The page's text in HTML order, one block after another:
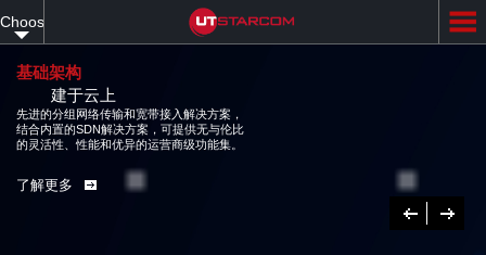
to
content
Choose
your
language
基础架构
建于云上
先进的分组网络传输和宽带接入解决方案，结合内置的SDN解决方案，可提供
无与伦比的灵活性、性能和优异的运营商级功能集。
Previous
下
一